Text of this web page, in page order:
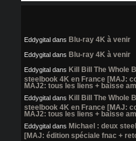
Eddygital dans Blu-ray 4K à venir
Eddygital dans Blu-ray 4K à venir
Eddygital dans Kill Bill The Whole
steelbook 4K en France [MAJ:
MAJ2: tous les liens + baisse
Eddygital dans Kill Bill The Whole
steelbook 4K en France [MAJ:
MAJ2: tous les liens + baisse
Eddygital dans Michael : deux
[MAJ: édition spéciale fnac +